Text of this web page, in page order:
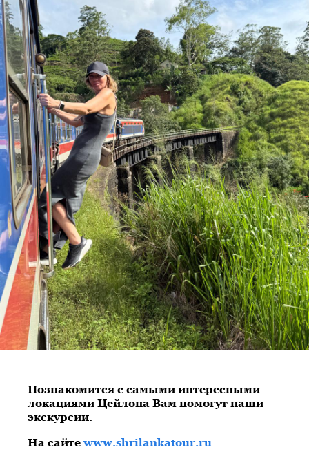
Познакомится с самыми интересными
локациями Цейлона Вам помогут наши
экскурсии.
На сайтеwww.shrilankatour.ru